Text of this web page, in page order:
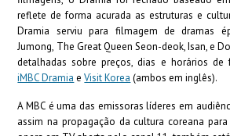
reflete de forma acurada as estruturas e
Dramia serviu para filmagem de dramas
Jumong, The Great Queen Seon-deok, Isan, e
detalhadas sobre preços, dias e horários de
iMBC Dramia e Visit Korea (ambos em inglês).
A MBC é uma das emissoras líderes em
assim na propagação da cultura coreana